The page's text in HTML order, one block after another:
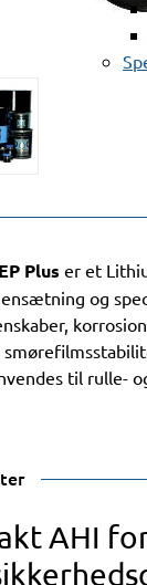
Plus er et
og
til rulle-
AHI